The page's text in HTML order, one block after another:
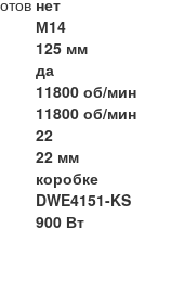
нет
М14
125 мм
да
11800 об/мин
11800 об/мин
22
22 мм
коробке
DWE4151-KS
900 Вт